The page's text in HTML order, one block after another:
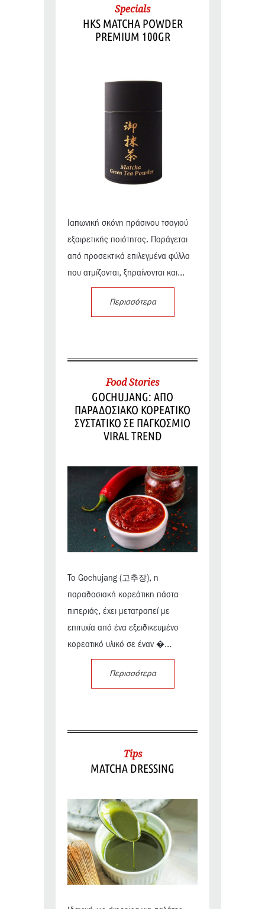
Specials
HKS MATCHA POWDER
PREMIUM 100GR
Ιαπωνική σκόνη πράσινου τσαγιού
εξαιρετικής ποιότητας. Παράγεται
από προσεκτικά επιλεγμένα φύλλα
που ατμίζονται, ξηραίνονται και...
Περισσότερα
Food Stories
GOCHUJANG: ΑΠΟ
ΠΑΡΑΔΟΣΙΑΚΟ ΚΟΡΕΑΤΙΚΟ
ΣΥΣΤΑΤΙΚΟ ΣΕ ΠΑΓΚΟΣΜΙΟ
VIRAL TREND
Το Gochujang (고추장), η
παραδοσιακή κορεάτικη πάστα
πιπεριάς, έχει μετατραπεί με
επιτυχία από ένα εξειδικευμένο
κορεατικό υλικό σε έναν �...
Περισσότερα
Tips
MATCHA DRESSING